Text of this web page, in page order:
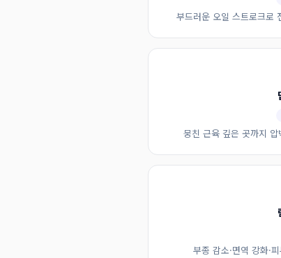
부드러운 오일 스트로크로
뭉친 근육 깊은 곳까지
부종 감소·면역 강화·